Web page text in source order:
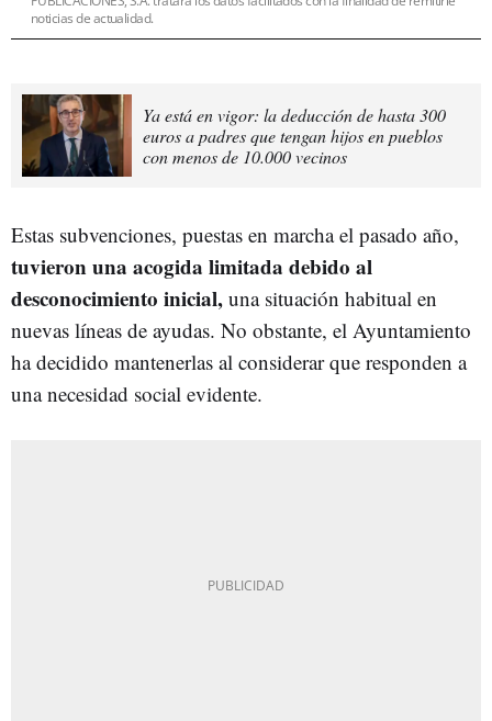
noticias de actualidad.
Ya está en vigor: la deducción de hasta 300
euros a padres que tengan hijos en pueblos
con menos de 10.000 vecinos
Estas subvenciones, puestas en marcha el pasado año,
tuvieron una acogida limitada debido al
desconocimiento inicial, una situación habitual en
nuevas líneas de ayudas. No obstante, el Ayuntamiento
ha decidido mantenerlas al considerar que responden a
una necesidad social evidente.